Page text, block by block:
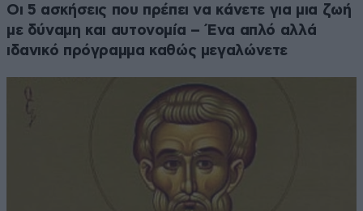
Οι 5 ασκήσεις που πρέπει να κάνετε για μια ζωή
με δύναμη και αυτονομία – Ένα απλό αλλά
ιδανικό πρόγραμμα καθώς μεγαλώνετε